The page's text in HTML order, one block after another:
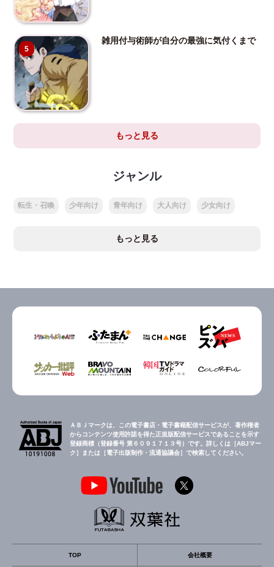
5
雑用付与術師が自分の最強に気付くまで
もっと見る
ジャンル
転生・召喚 少年向け 青年向け 大人向け 少女向け
もっと見る
ＡＢＪマークは、この電子書店・電子書籍配信サービスが、著作権者
からコンテンツ使用許諾を得た正規版配信サービスであることを示す
登録商標（登録番号 第６０９１７１３号）です。詳しくは［ABJマー
ク］または［電子出版制作・流通協議会］で検索してください。
TOP 会社概要